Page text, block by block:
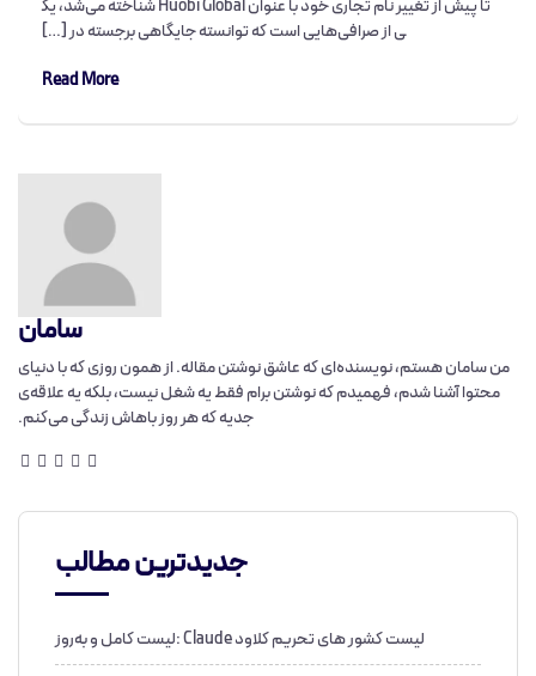
تا پیش از تغییر نام تجاری خود با عنوان Huobi Global شناخته می‌شد، یک
ی از صرافی‌هایی است که توانسته جایگاهی برجسته در […]
Read More
سامان
من سامان هستم، نویسنده‌ای که عاشق نوشتن مقاله‌. از همون روزی که با دنیای
محتوا آشنا شدم، فهمیدم که نوشتن برام فقط یه شغل نیست، بلکه یه علاقه‌ی
جدیه که هر روز باهاش زندگی می‌کنم.
جدیدترین مطالب
لیست کشور های تحریم کلاود Claude :لیست کامل و به‌روز